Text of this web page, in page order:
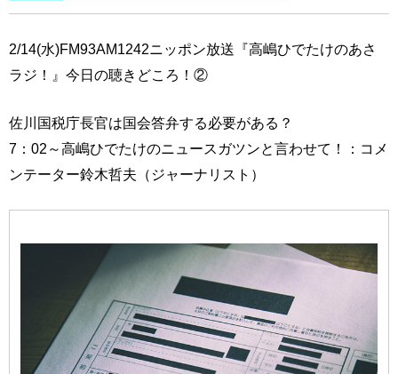
2/14(水)FM93AM1242ニッポン放送『高嶋ひでたけのあさ
ラジ！』今日の聴きどころ！②
佐川国税庁長官は国会答弁する必要がある？
7：02～高嶋ひでたけのニュースガツンと言わせて！：コメ
ンテーター鈴木哲夫（ジャーナリスト）